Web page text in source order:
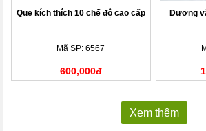
Que kích thích 10 chế độ cao cấp
Mã SP: 6567
600,000đ
Dương
Xem thêm